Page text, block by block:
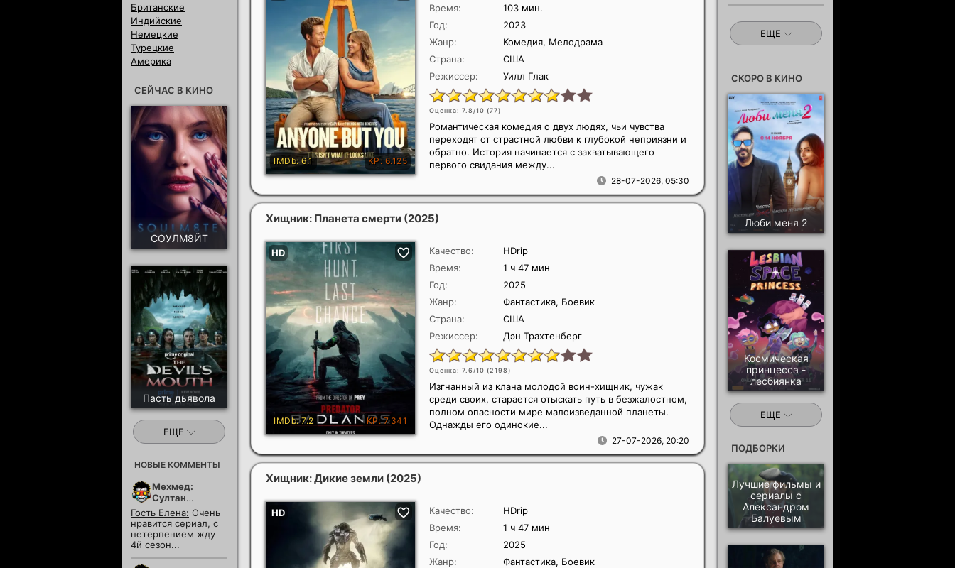
Время:
103 мин.
Год:
2023
Жанр:
Комедия, Мелодрама
Страна:
США
Режиссер:
Уилл Глак
Оценка: 7.8/10 (77)
28-07-2026, 05:30
Романтическая комедия о двух людях, чьи чувства
переходят от страстной любви к глубокой неприязни и
обратно. История начинается с захватывающего
первого свидания между...
Хищник: Планета смерти (2025)
Качество:
HDrip
Время:
1 ч 47 мин
Год:
2025
Жанр:
Фантастика, Боевик
Страна:
США
Режиссер:
Дэн Трахтенберг
Оценка: 7.6/10 (2198)
27-07-2026, 20:20
Изгнанный из клана молодой воин-хищник, чужак
среди своих, старается отыскать путь в безжалостном,
полном опасности мире малоизведанной планеты.
Однажды его одинокие...
Хищник: Дикие земли (2025)
Качество:
HDrip
Время:
1 ч 47 мин
Год:
2025
Жанр:
Фантастика, Боевик
Британские
Индийские
Немецкие
Турецкие
Америка
СЕЙЧАС В КИНО
СОУЛМ8ЙТ
Пасть дьявола
ЕЩЕ
НОВЫЕ КОММЕНТЫ
Мехмед:
Султан
Завоевателей
Гость Елена: Очень
нравится сериал, с
нетерпением жду
4й сезон...
ЕЩЕ
СКОРО В КИНО
Люби меня 2
Космическая
принцесса -
лесбиянка
ЕЩЕ
ПОДБОРКИ
Лучшие фильмы и
сериалы с
Александром
Балуевым